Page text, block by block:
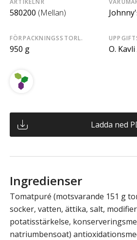
ARTIKELNR
580200 (Mellan)
FÖRPACKNINGSSTORL.
950 g O. Kavli
Ladda ned
Ingredienser
Tomatpuré (motsvarande 151 g
socker, vatten, ättika, salt,
potatisstärkelse,
natriumbensoat)